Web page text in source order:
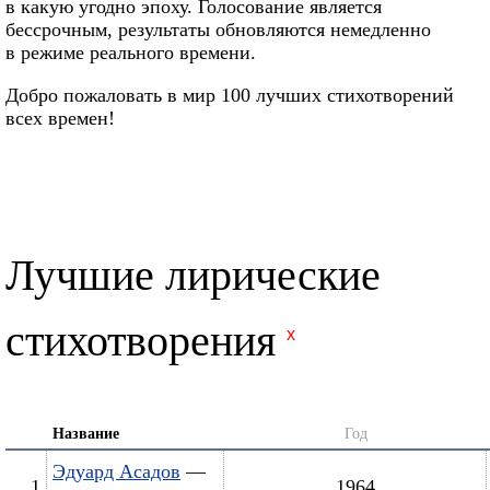
в какую угодно эпоху. Голосование является
бессрочным, результаты обновляются немедленно
в режиме реального времени.
Добро пожаловать в мир 100 лучших стихотворений
всех времен!
Лучшие лирические
стихотворения x
Название Год
Эдуард Асадов —